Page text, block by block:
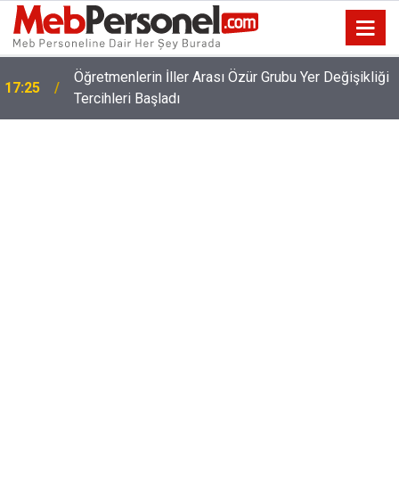
17:25
Öğretmenlerin İller Arası Özür Grubu Yer Değişikliği
Tercihleri Başladı